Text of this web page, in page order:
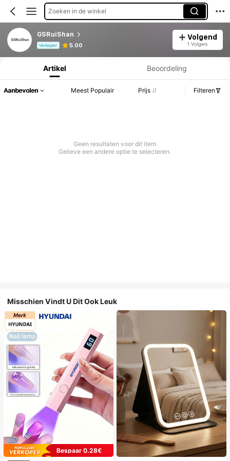
Zoeken in de winkel
GSRuiShan
Verkoper 5.00
Volgend
1 Volgers
Productinformatie: Prijsopenbaring, Verkoop- en Voorraadgegevens.
Artikel Beoordeling
Aanbevolen Meest Populair Prijs Filteren
Geen resultaten voor dit item
Gelieve een andere optie te selecteren.
Misschien Vindt U Dit Ook Leuk
Bespaar 0.28€